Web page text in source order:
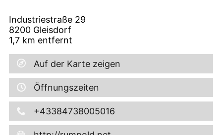
Industriestraße 29
8200 Gleisdorf
1,7 km entfernt
Auf der Karte zeigen
Öffnungszeiten
+43384738005016